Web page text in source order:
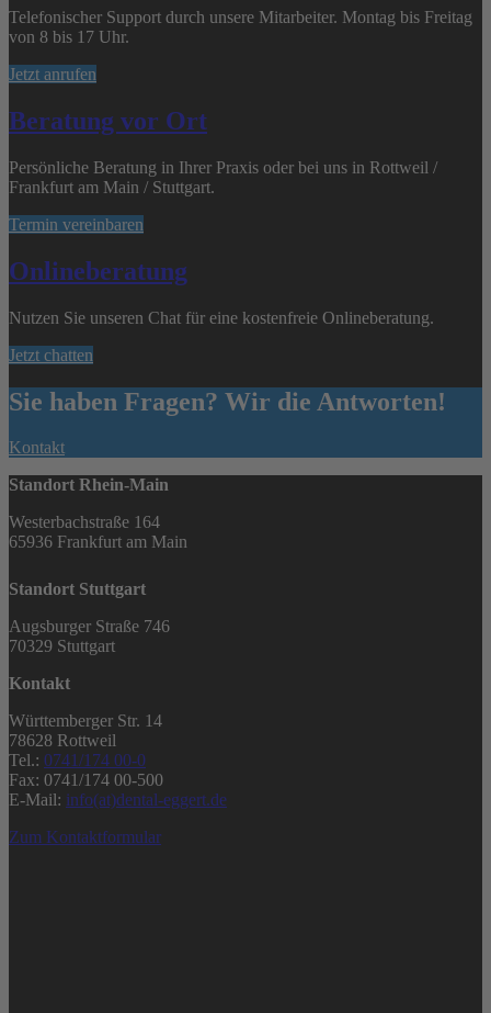
Telefonischer Support durch unsere Mitarbeiter. Montag bis Freitag
von 8 bis 17 Uhr.
Jetzt anrufen
Beratung vor Ort
Persönliche Beratung in Ihrer Praxis oder bei uns in Rottweil /
Frankfurt am Main / Stuttgart.
Termin vereinbaren
Onlineberatung
Nutzen Sie unseren Chat für eine kostenfreie Onlineberatung.
Jetzt chatten
Sie haben Fragen? Wir die Antworten!
Kontakt
Standort Rhein-Main
Westerbachstraße 164
65936 Frankfurt am Main
Standort Stuttgart
Augsburger Straße 746
70329 Stuttgart
Kontakt
Württemberger Str. 14
78628 Rottweil
Tel.: 0741/174 00-0
Fax: 0741/174 00-500
E-Mail: info(at)dental-eggert.de
Zum Kontaktformular